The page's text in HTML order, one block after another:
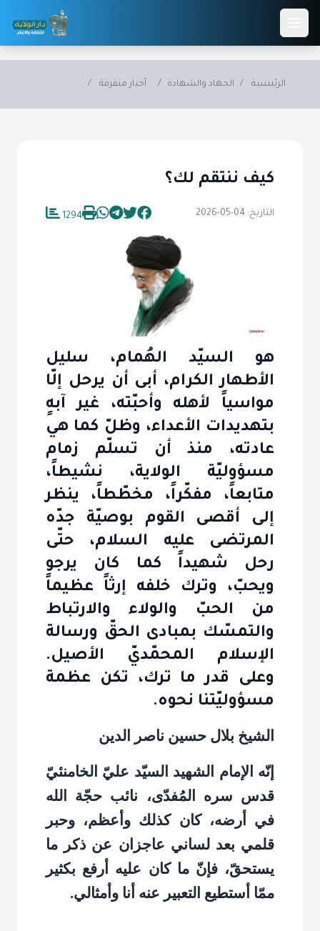
Skip to main content
الرئيسية / الجهاد والشهادة / أخبار متفرقة /
كيف ننتقم لك؟
التاريخ: 04-05-2026 1294
هو السيّد الهُمام، سليل
الأطهار الكرام، أبى أن يرحل إلّا
مواسياً لأهله وأحبّته، غير آبهٍ
بتهديدات الأعداء، وظلّ كما هي
عادته، منذ أن تسلّم زمام
مسؤوليّة الولاية، نشيطاً،
متابعاً، مفكّراً، مخطّطاً، ينظر
إلى أقصى القوم بوصيّة جدّه
المرتضى عليه السلام، حتّى
رحل شهيداً كما كان يرجو
ويحبّ، وترك خلفه إرثاً عظيماً
من الحبّ والولاء والارتباط
والتمسّك بمبادى الحقّ ورسالة
الإسلام المحمّديّ الأصيل.
وعلى قدر ما ترك، تكن عظمة
مسؤوليّتنا نحوه.
الشيخ بلال حسين ناصر الدين
إنّه الإمام الشهيد السيّد عليّ الخامنئيّ
قدس سره المُفدّى، نائب حجّة الله
في أرضه، كان كذلك وأعظم، وحبر
قلمي بعد لساني عاجزان عن ذكر ما
يستحقّ، فإنّ ما كان عليه أرفع بكثير
ممّا أستطيع التعبير عنه أنا وأمثالي.